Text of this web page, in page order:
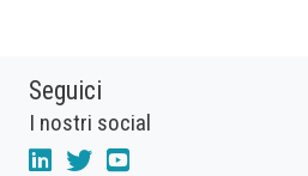
Seguici
I nostri social